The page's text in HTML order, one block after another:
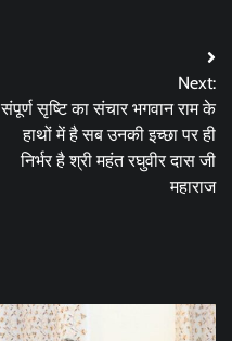
Next:
संपूर्ण सृष्टि का संचार भगवान राम के
हाथों में है सब उनकी इच्छा पर ही
निर्भर है श्री महंत रघुवीर दास जी
महाराज